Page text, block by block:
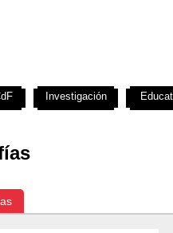
Investigación